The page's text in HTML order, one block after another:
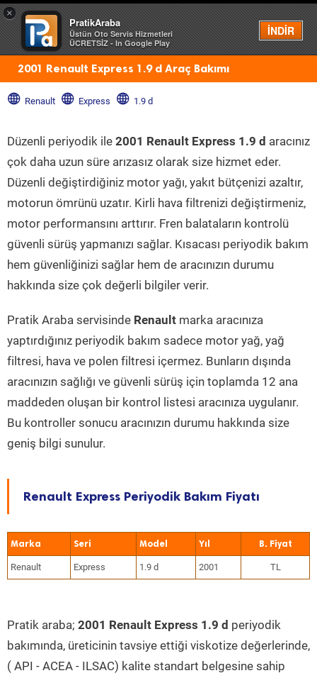
×
PratikAraba
Üstün Oto Servis Hizmetleri
ÜCRETSİZ - In Google Play
İNDİR
Menü
2001 Renault Express 1.9 d Araç Bakımı
Renault Express 1.9 d
Düzenli periyodik ile 2001 Renault Express 1.9 d aracınız
çok daha uzun süre arızasız olarak size hizmet eder.
Düzenli değiştirdiğiniz motor yağı, yakıt bütçenizi azaltır,
motorun ömrünü uzatır. Kirli hava filtrenizi değiştirmeniz,
motor performansını arttırır. Fren balataların kontrolü
güvenli sürüş yapmanızı sağlar. Kısacası periyodik bakım
hem güvenliğinizi sağlar hem de aracınızın durumu
hakkında size çok değerli bilgiler verir.
Pratik Araba servisinde Renault marka aracınıza
yaptırdığınız periyodik bakım sadece motor yağ, yağ
filtresi, hava ve polen filtresi içermez. Bunların dışında
aracınızın sağlığı ve güvenli sürüş için toplamda 12 ana
maddeden oluşan bir kontrol listesi aracınıza uygulanır.
Bu kontroller sonucu aracınızın durumu hakkında size
geniş bilgi sunulur.
Renault Express Periyodik Bakım Fiyatı
Marka Seri Model Yıl
Renault Express 1.9 d 2001 TL
Pratik araba; 2001 Renault Express 1.9 d periyodik
bakımında, üreticinin tavsiye ettiği viskotize değerlerinde,
( API - ACEA - ILSAC) kalite standart belgesine sahip